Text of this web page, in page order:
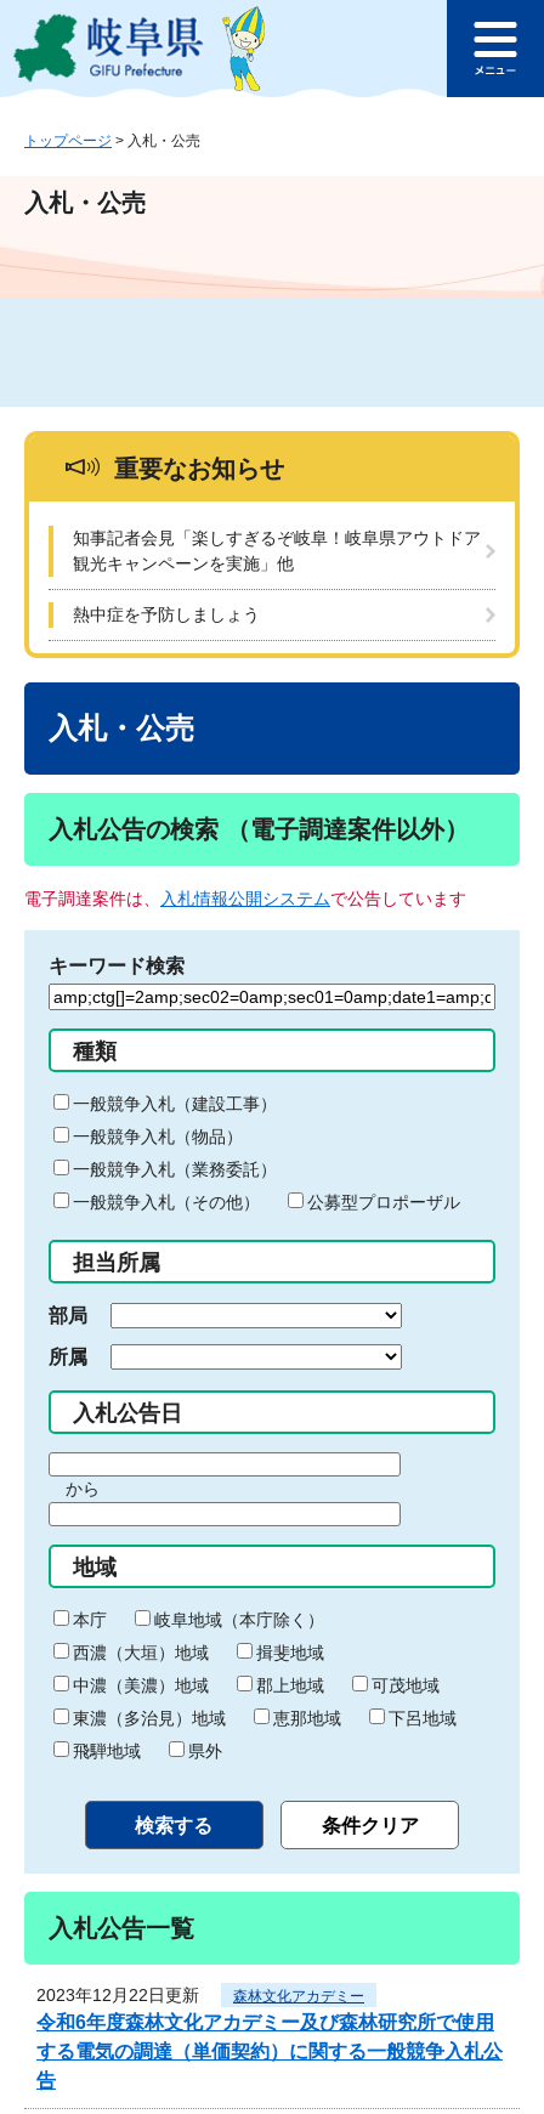
ジ
ュ
文
このページの本文へ
ュ
トップページ > 入札・公売
入札・公売
重要なお知らせ
知事記者会見「楽しすぎるぞ岐阜！岐阜県アウトドア
観光キャンペーンを実施」他
熱中症を予防しましょう
入札・公売
入札公告の検索 （電子調達案件以外）
電子調達案件は、 入札情報公開システムで公告しています
キーワード検索
検
る
キ
ー
ワ
ー
ド
入
力
種類
一般競争入札（建設工事）
一般競争入札（物品）
一般競争入札（業務委託）
一般競争入札（その他）
公募型プロポーザル
担当所属
部局
所属
入札公告日
間
始
り
から
間
終
わ
り
地域
本庁
岐阜地域（本庁除く）
西濃（大垣）地域
揖斐地域
中濃（美濃）地域
郡上地域
可茂地域
東濃（多治見）地域
恵那地域
下呂地域
飛騨地域
県外
入札公告一覧
2023年12月22日更新 森林文化アカデミー
令和6年度森林文化アカデミー及び森林研究所で使用
する電気の調達（単価契約）に関する一般競争入札公
告